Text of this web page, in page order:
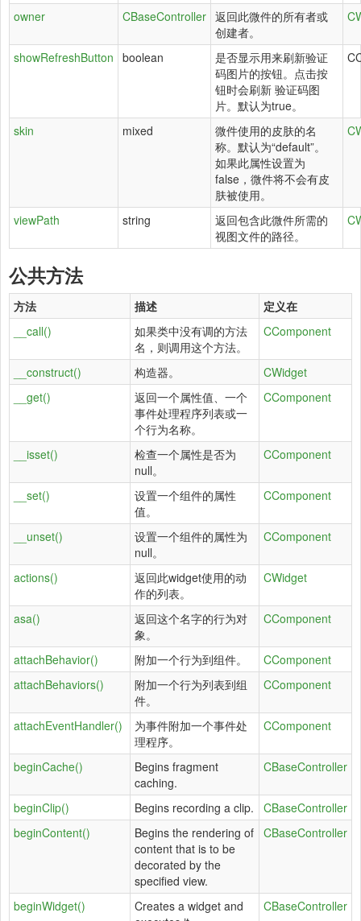
owner CBaseController 返回此微件的所有者或
创建者。
showRefreshButton boolean
是否显示用来刷新验证
码图片的按钮。点击按
钮时会刷新 验证码图
片。默认为true。
skin mixed
微件使用的皮肤的名
称。默认为“default”。
如果此属性设置为
false，微件将不会有皮
肤被使用。
viewPath string
返回包含此微件所需的
视图文件的路径。
公共方法
方法 描述
定义在
__call()
如果类中没有调的方法
名，则调用这个方法。
CComponent
__construct() 构造器。
CWidget
__get()
返回一个属性值、一个
事件处理程序列表或一
个行为名称。
CComponent
__isset()
检查一个属性是否为
null。
CComponent
__set()
设置一个组件的属性
值。
CComponent
__unset()
设置一个组件的属性为
null。
CComponent
actions()
返回此widget使用的动
作的列表。
CWidget
asa()
返回这个名字的行为对
象。
CComponent
attachBehavior() 附加一个行为到组件。
CComponent
attachBehaviors()
附加一个行为列表到组
件。
CComponent
attachEventHandler()
为事件附加一个事件处
理程序。
CComponent
beginCache()
Begins fragment
caching.
CBaseController
beginClip() Begins recording a clip.
CBaseController
beginContent()
Begins the rendering of
content that is to be
decorated by the
specified view.
CBaseController
beginWidget()
Creates a widget and
CBaseController